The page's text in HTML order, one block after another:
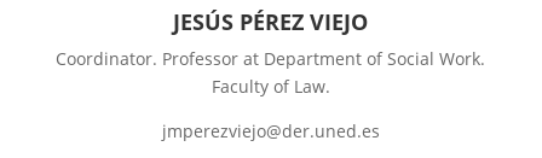
JESÚS PÉREZ VIEJO
Coordinator. Professor at Department of Social Work.
Faculty of Law.
jmperezviejo@der.uned.es